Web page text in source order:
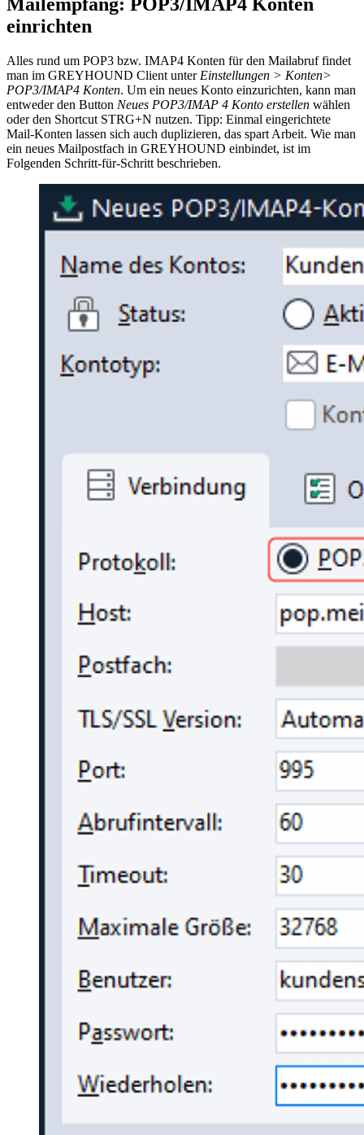
einrichten
Alles rund um POP3 bzw. IMAP4 Konten für den Mailabruf findet
man im GREYHOUND Client unter Einstellungen > Konten>
POP3/IMAP4 Konten. Um ein neues Konto einzurichten, kann man
entweder den Button Neues POP3/IMAP 4 Konto erstellen wählen
oder den Shortcut STRG+N nutzen. Tipp: Einmal eingerichtete
Mail-Konten lassen sich auch duplizieren, das spart Arbeit. Wie man
ein neues Mailpostfach in GREYHOUND einbindet, ist im
Folgenden Schritt-für-Schritt beschrieben.